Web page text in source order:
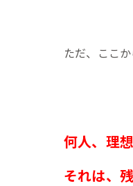
ただ、ここか
何人、理
それは、